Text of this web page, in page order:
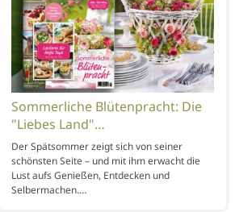
Sommerliche Blütenpracht: Die
"Liebes Land"…
Der Spätsommer zeigt sich von seiner
schönsten Seite – und mit ihm erwacht die
Lust aufs Genießen, Entdecken und
Selbermachen.…